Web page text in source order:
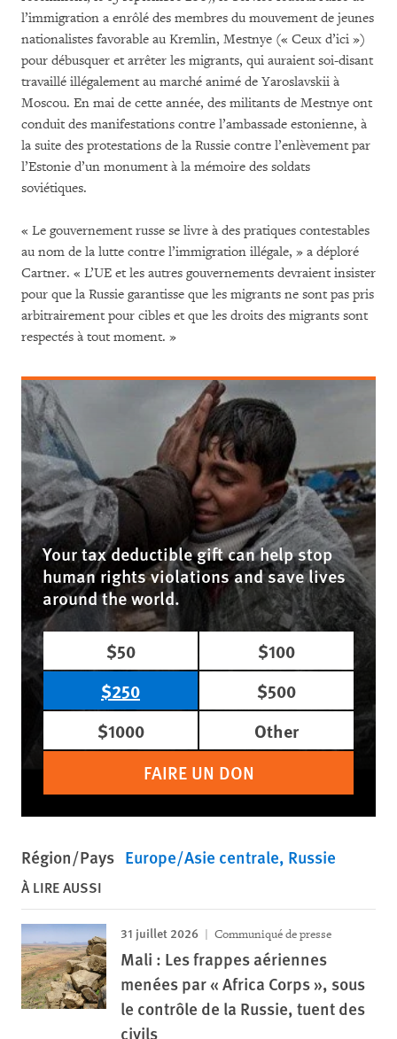
l’immigration a enrôlé des membres du mouvement de jeunes
nationalistes favorable au Kremlin, Mestnye (« Ceux d’ici »)
pour débusquer et arrêter les migrants, qui auraient soi-disant
travaillé illégalement au marché animé de Yaroslavskii à
Moscou. En mai de cette année, des militants de Mestnye ont
conduit des manifestations contre l’ambassade estonienne, à
la suite des protestations de la Russie contre l’enlèvement par
l’Estonie d’un monument à la mémoire des soldats
soviétiques.
« Le gouvernement russe se livre à des pratiques contestables
au nom de la lutte contre l’immigration illégale, » a déploré
Cartner. « L’UE et les autres gouvernements devraient insister
pour que la Russie garantisse que les migrants ne sont pas pris
arbitrairement pour cibles et que les droits des migrants sont
respectés à tout moment. »
Your tax deductible gift can help stop
human rights violations and save lives
around the world.
$50
$100
$250
$500
$1000
Other
FAIRE UN DON
Région/Pays Europe/Asie centrale Russie
À LIRE AUSSI
31 juillet 2026 Communiqué de presse
Mali : Les frappes aériennes
menées par « Africa Corps », sous
le contrôle de la Russie, tuent des
civils